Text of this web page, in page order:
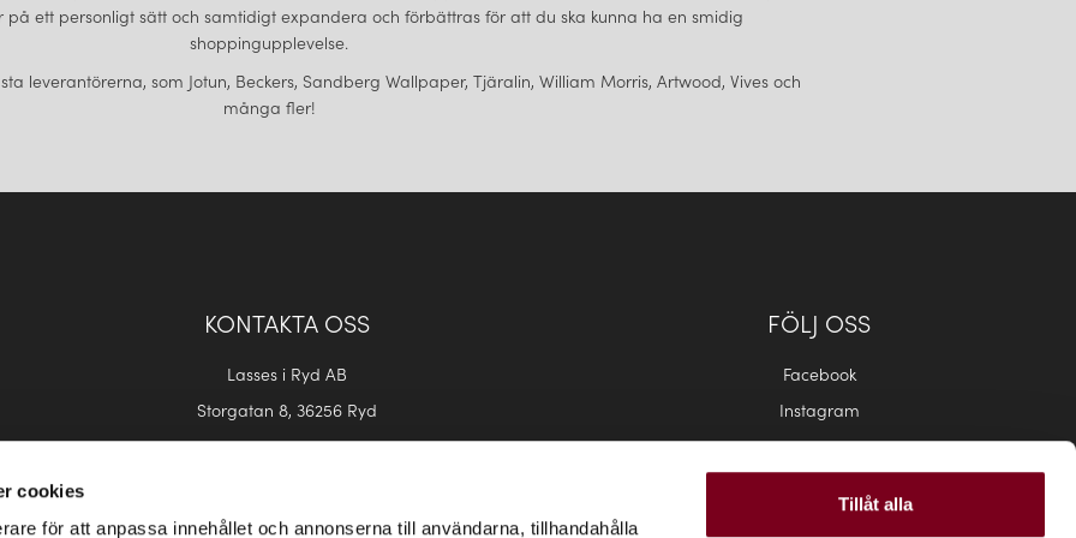
cookies
för att anpassa innehållet och annonserna till användarna, tillhandahålla
Tillåt alla
på ett personligt sätt och samtidigt expandera och förbättras för att du ska kunna ha en smidig
shoppingupplevelse.
leverantörerna, som Jotun, Beckers, Sandberg Wallpaper, Tjäralin, William Morris, Artwood, Vives och
många fler!
KONTAKTA OSS
Lasses i Ryd AB
Storgatan 8, 36256 Ryd
FÖLJ OSS
Facebook
Instagram